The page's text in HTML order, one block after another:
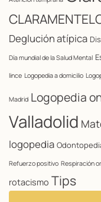
Deglución atípica
Día mundial de la Salud Mental
lince Logopedia a domicilio
Madrid Logopedia
Valladolid
logopedia
Refuerzo positivo Respiración
rotacismo Tips